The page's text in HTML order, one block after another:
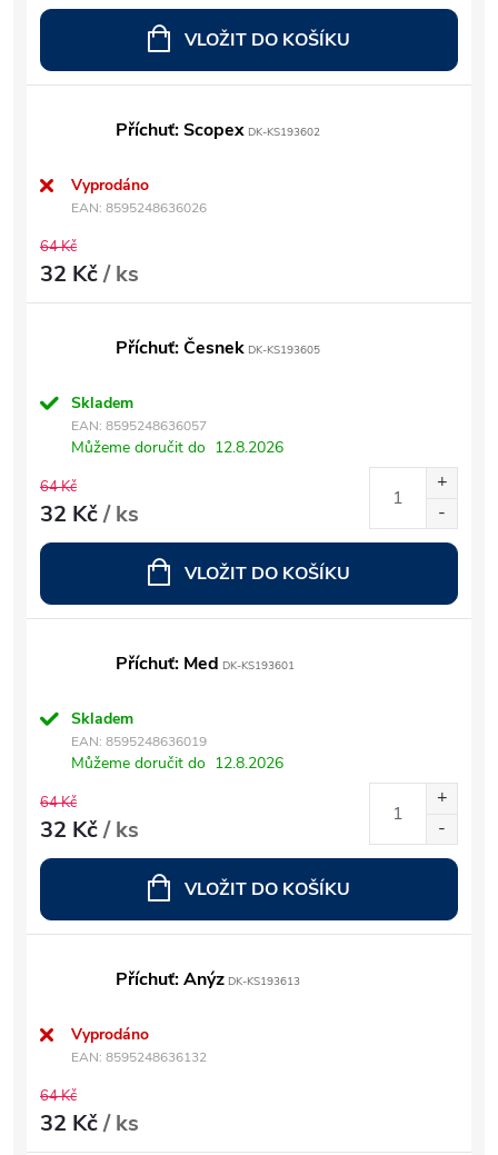
VLOŽIT DO KOŠÍKU
Příchuť: Scopex DK-KS193602
Vyprodáno
EAN: 8595248636026
64 Kč
32 Kč/ ks
Příchuť: Česnek DK-KS193605
Skladem
EAN: 8595248636057
Můžeme doručit do 12.8.2026
64 Kč
32 Kč/ ks
VLOŽIT DO KOŠÍKU
Příchuť: Med DK-KS193601
Skladem
EAN: 8595248636019
Můžeme doručit do 12.8.2026
64 Kč
32 Kč/ ks
VLOŽIT DO KOŠÍKU
Příchuť: Anýz DK-KS193613
Vyprodáno
EAN: 8595248636132
64 Kč
32 Kč/ ks